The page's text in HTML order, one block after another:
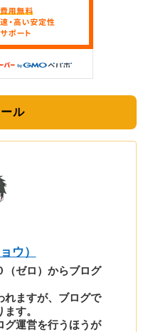
ル
ウ）
（ゼロ）からブログ
れますが、ブログで
す。
グ運営を行うほうが